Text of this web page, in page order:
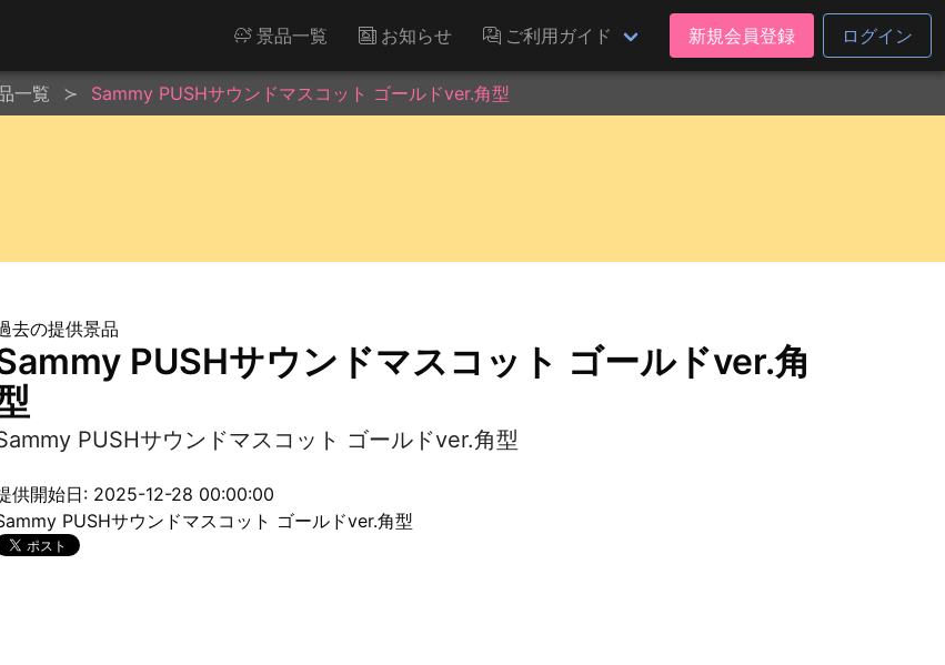
景品一覧 お知らせ ご利用ガイド 新規会員登録 ログイン
一覧 Sammy PUSHサウンドマスコット ゴールドver.角型
去の提供景品
PUSHサウンドマスコット ゴールドver.角
PUSHサウンドマスコット ゴールドver.角型
供開始日: 2025-12-28 00:00:00
PUSHサウンドマスコット ゴールドver.角型